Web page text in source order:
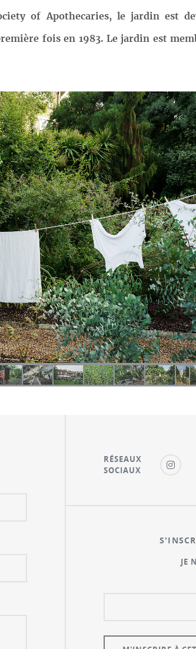
of Apothecaries, le jardin est
fois en 1983. Le jardin est
RÉSEAUX
SOCIAUX
JE